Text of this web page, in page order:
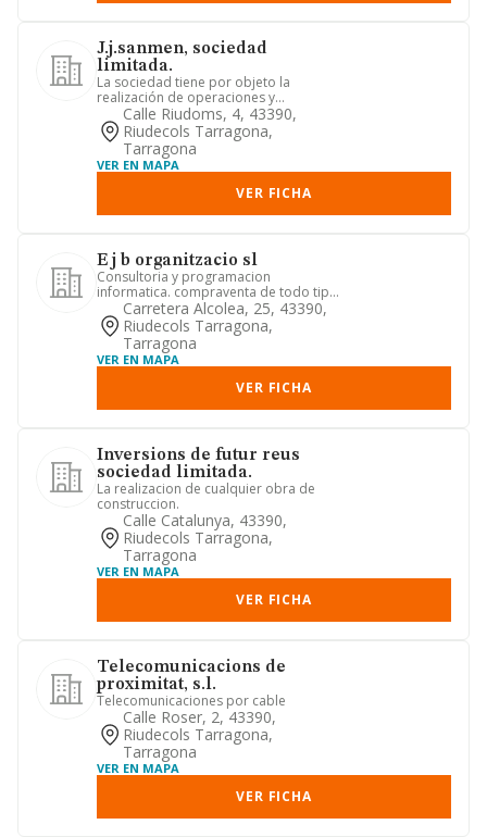
J.j.sanmen, sociedad
limitada.
La sociedad tiene por objeto la
realización de operaciones y
movimientos con activos financieros
Calle Riudoms, 4, 43390,
Riudecols Tarragona,
Tarragona
VER EN MAPA
VER FICHA
E j b organitzacio sl
Consultoria y programacion
informatica. compraventa de todo tipo
de materiales informaticos, invers...
Carretera Alcolea, 25, 43390,
Riudecols Tarragona,
Tarragona
VER EN MAPA
VER FICHA
Inversions de futur reus
sociedad limitada.
La realizacion de cualquier obra de
construccion.
Calle Catalunya, 43390,
Riudecols Tarragona,
Tarragona
VER EN MAPA
VER FICHA
Telecomunicacions de
proximitat, s.l.
Telecomunicaciones por cable
Calle Roser, 2, 43390,
Riudecols Tarragona,
Tarragona
VER EN MAPA
VER FICHA